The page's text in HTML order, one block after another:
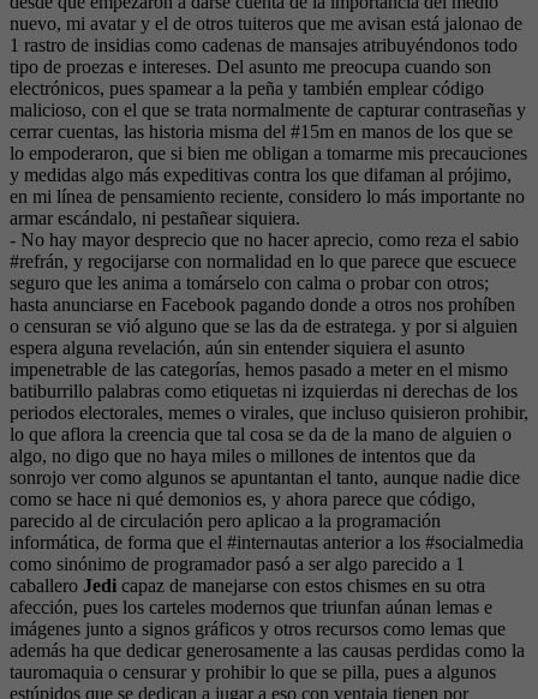
nuevo, mi avatar y el de otros tuiteros que me avisan está jalonao de
1 rastro de insidias como cadenas de mansajes atribuyéndonos todo
tipo de proezas e intereses. Del asunto me preocupa cuando son
electrónicos, pues spamear a la peña y también emplear código
malicioso, con el que se trata normalmente de capturar contraseñas y
cerrar cuentas, las historia misma del #15m en manos de los que se
lo empoderaron, que si bien me obligan a tomarme mis precauciones
y medidas algo más expeditivas contra los que difaman al prójimo,
en mi línea de pensamiento reciente, considero lo más importante no
armar escándalo, ni pestañear siquiera.
- No hay mayor desprecio que no hacer aprecio, como reza el sabio
#refrán, y regocijarse con normalidad en lo que parece que escuece
seguro que les anima a tomárselo con calma o probar con otros;
hasta anunciarse en Facebook pagando donde a otros nos prohíben
o censuran se vió alguno que se las da de estratega. y por si alguien
espera alguna revelación, aún sin entender siquiera el asunto
impenetrable de las categorías, hemos pasado a meter en el mismo
batiburrillo palabras como etiquetas ni izquierdas ni derechas de los
periodos electorales, memes o virales, que incluso quisieron prohibir,
lo que aflora la creencia que tal cosa se da de la mano de alguien o
algo, no digo que no haya miles o millones de intentos que da
sonrojo ver como algunos se apuntantan el tanto, aunque nadie dice
como se hace ni qué demonios es, y ahora parece que código,
parecido al de circulación pero aplicao a la programación
informática, de forma que el #internautas anterior a los #socialmedia
como sinónimo de programador pasó a ser algo parecido a 1
caballero Jedi capaz de manejarse con estos chismes en su otra
afección, pues los carteles modernos que triunfan aúnan lemas e
imágenes junto a signos gráficos y otros recursos como lemas que
además ha que dedicar generosamente a las causas perdidas como la
tauromaquia o censurar y prohibir lo que se pilla, pues a algunos
estúpidos que se dedican a jugar a eso con ventaja tienen por